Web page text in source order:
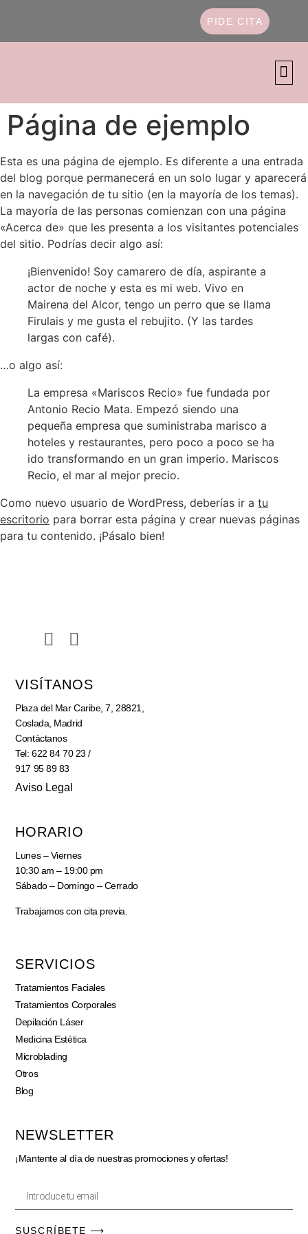
PIDE CITA
Página de ejemplo
Esta es una página de ejemplo. Es diferente a una entrada
del blog porque permanecerá en un solo lugar y aparecerá
en la navegación de tu sitio (en la mayoría de los temas).
La mayoría de las personas comienzan con una página
«Acerca de» que les presenta a los visitantes potenciales
del sitio. Podrías decir algo así:
¡Bienvenido! Soy camarero de día, aspirante a
actor de noche y esta es mi web. Vivo en
Mairena del Alcor, tengo un perro que se llama
Firulais y me gusta el rebujito. (Y las tardes
largas con café).
…o algo así:
La empresa «Mariscos Recio» fue fundada por
Antonio Recio Mata. Empezó siendo una
pequeña empresa que suministraba marisco a
hoteles y restaurantes, pero poco a poco se ha
ido transformando en un gran imperio. Mariscos
Recio, el mar al mejor precio.
Como nuevo usuario de WordPress, deberías ir a tu
escritorio para borrar esta página y crear nuevas páginas
para tu contenido. ¡Pásalo bien!
VISÍTANOS
Plaza del Mar Caribe, 7, 28821,
Coslada, Madrid
Contáctanos
Tel: 622 84 70 23 /
917 95 89 83
Aviso Legal
HORARIO
Lunes – Viernes
10:30 am – 19:00 pm
Sábado – Domingo – Cerrado
Trabajamos con cita previa.
SERVICIOS
Tratamientos Faciales
Tratamientos Corporales
Depilación Láser
Medicina Estética
Microblading
Otros
Blog
NEWSLETTER
¡Mantente al día de nuestras promociones y ofertas!
SUSCRÍBETE ⟶